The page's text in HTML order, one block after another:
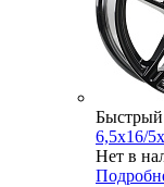
6,5x16/
Нет в